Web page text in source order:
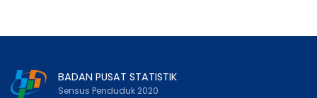
BADAN PUSAT STATISTIK
Sensus Penduduk 2020